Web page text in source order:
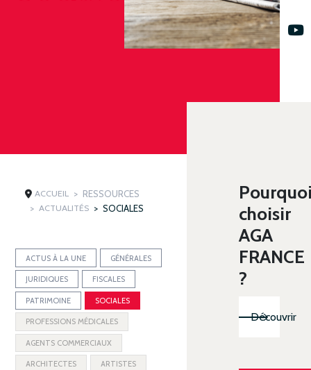
ACCUEIL RESSOURCES
ACTUALITÉS SOCIALES
ACTUS À LA UNE GÉNÉRALES
JURIDIQUES FISCALES
PATRIMOINE SOCIALES
PROFESSIONS MÉDICALES
AGENTS COMMERCIAUX
ARCHITECTES ARTISTES
choisir
AGA
FRANCE
?
Découvrir